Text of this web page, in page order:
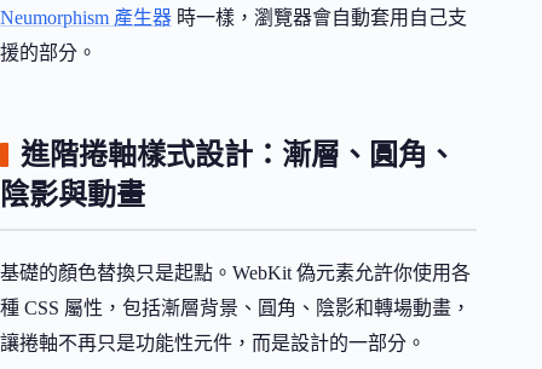
Neumorphism 產生器 時一樣，瀏覽器會自動套用自己支
援的部分。
進階捲軸樣式設計：漸層、圓角、
陰影與動畫
基礎的顏色替換只是起點。WebKit 偽元素允許你使用各
種 CSS 屬性，包括漸層背景、圓角、陰影和轉場動畫，
讓捲軸不再只是功能性元件，而是設計的一部分。